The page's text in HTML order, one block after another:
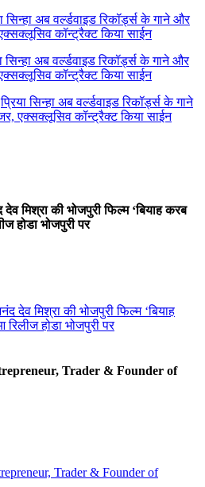
सिन्हा अब वर्ल्डवाइड रिकॉर्ड्स के गाने और
कॉन्ट्रैक्ट किया साईन
सिन्हा अब वर्ल्डवाइड रिकॉर्ड्स के गाने और
कॉन्ट्रैक्ट किया साईन
प्रिया सिन्हा अब वर्ल्डवाइड रिकॉर्ड्स के गाने
एक्सक्लूसिव कॉन्ट्रैक्ट किया साईन
मिश्रा की भोजपुरी फिल्म ‘बियाह करब
होडा भोजपुरी पर
Trader & Founder of